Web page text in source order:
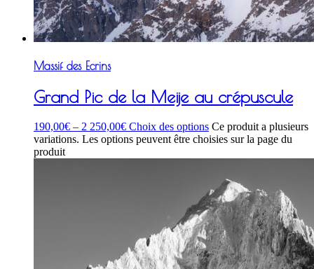
Massif des Ecrins
Grand Pic de la Meije au crépuscule
190,00€ – 2 250,00€ Choix des options Ce produit a plusieurs
variations. Les options peuvent être choisies sur la page du
produit